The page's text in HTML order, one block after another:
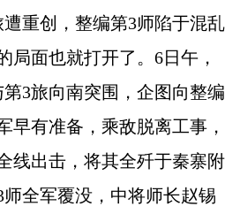
重创，整编第3师陷于混乱
局面也就打开了。6日午，
3旅向南突围，企图向整编
早有准备，乘敌脱离工事，
线出击，将其全歼于秦寨附
全军覆没，中将师长赵锡